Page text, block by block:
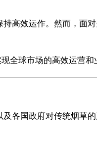
高效运作。然而，面
全球市场的高效运营和
各国政府对传统烟草